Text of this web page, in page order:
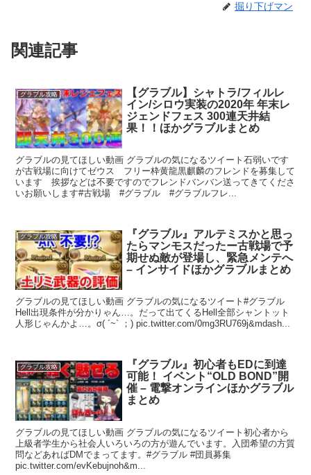
掘り下げマン
関連記事
グラブル攻略
【グラブル】シャトラ/フィルレ
イン/シロウ実装の2020年 年末レ
ジェンドフェス 300連天井結
果！！ほかグラブルまとめ
グラブルの見てほしい動画 グラブルの気になるツイート石弱いです
が古戦場に向けてゼウス フリー枠黄龍黒麒麟のフレンドを募集して
います 挨拶などは不要ですのでフレンドバンバン送ってきてくださ
いお願いします#古戦場 #グラブル #グラブルフレ...
グラブル攻略
『グラブル』アルテミスかと思っ
たらマンモスだったー古戦場で予
期せぬ敵が登場し、緊急メンテへ
– インサイドほかグラブルまとめ
グラブルの見てほしい動画 グラブルの気になるツイート#グラブル
Hell出現条件が分かりゃん…。だって出てくるHell全部シャントット
人形じゃんかよ…。σ( ´~` ；) pic.twitter.com/0mg3RU769j&mdash...
グラブル攻略
『グラブル』初心者もEDに到達
可能！ イベント“OLD BOND”開
催 – 電撃オンラインほかグラブル
まとめ
グラブルの見てほしい動画 グラブルの気になるツイート初心者から
上級者学生から社会人いろいろの方が遊んでいます。入団希望の方質
問などあればDMでまってます。#グラブル #団員募集
pic.twitter.com/evKebujnoh&m...